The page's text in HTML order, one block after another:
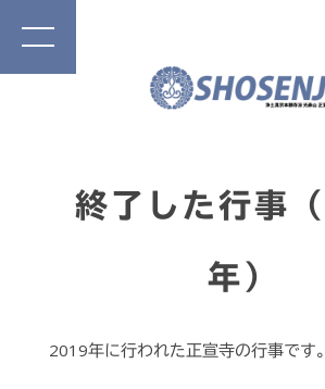
終了した行事
年）
2019年に行われた正宣寺の行事です。